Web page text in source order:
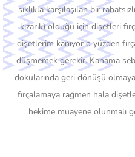
sıklıkla karşılaşılan bir
kızarık) olduğu için dişetleri
dişetlerim kanıyor o yüzden
düşmemek gerekir. Kanama
dokularında geri dönüşü
fırçalamaya rağmen hala
hekime muayene olunmalı